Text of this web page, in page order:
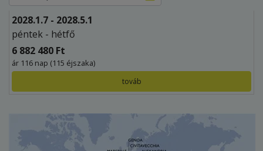
2028.1.7 - 2028.5.1
péntek - hétfő
6 882 480 Ft
ár 116 nap (115 éjszaka)
továb